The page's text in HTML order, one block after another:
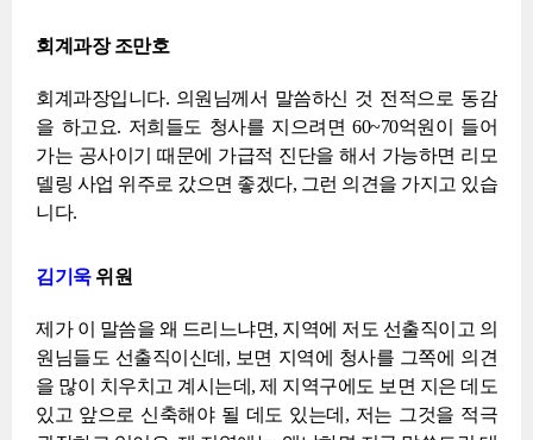
회계과장 조만호
회계과장입니다. 의원님께서 말씀하신 것 전적으로 동감
을 하고요. 저희들도 청사를 지으려면 60~70억원이 들어
가는 공사이기 때문에 가급적 진단을 해서 가능하면 리모
델링 사업 위주로 갔으면 좋겠다, 그런 의견을 가지고 있습
니다.
김기욱위원
제가 이 말씀을 왜 드리느냐면, 지역에 저도 선출직이고 의
원님들도 선출직이신데, 보면 지역에 청사를 그쪽에 의견
을 많이 치우치고 계시는데, 제 지역구에도 보면 지은 데도
있고 앞으로 신축해야 될 데도 있는데, 저는 그것을 적극